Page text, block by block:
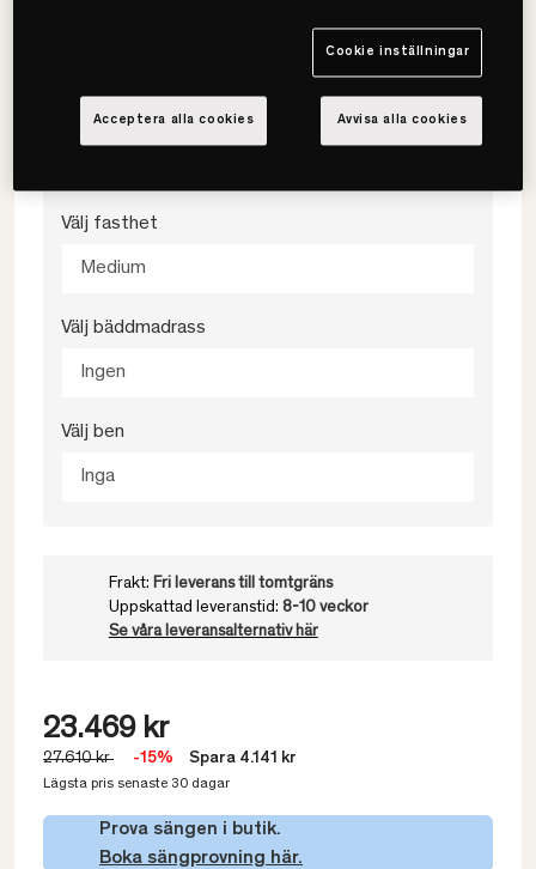
Välj färg
Välj fasthet
Medium
Välj bäddmadrass
Ingen
Välj ben
Inga
Frakt: Fri leverans till tomtgräns
Uppskattad leveranstid: 8-10 veckor
Se våra leveransalternativ här
23.469 kr
27.610 kr -15% Spara 4.141 kr
Lägsta pris senaste 30 dagar
Prova sängen i butik.
Boka sängprovning här.
Cookie inställningar
Avvisa alla cookies
Acceptera alla cookies